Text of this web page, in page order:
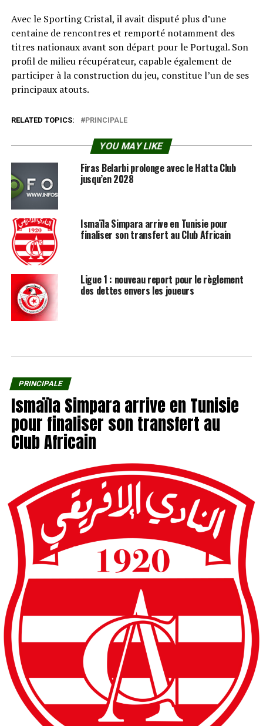
Avec le Sporting Cristal, il avait disputé plus d’une
centaine de rencontres et remporté notamment des
titres nationaux avant son départ pour le Portugal. Son
profil de milieu récupérateur, capable également de
participer à la construction du jeu, constitue l’un de ses
principaux atouts.
RELATED TOPICS: PRINCIPALE
YOU MAY LIKE
Firas Belarbi prolonge avec le Hatta Club
jusqu’en 2028
Ismaïla Simpara arrive en Tunisie pour
finaliser son transfert au Club Africain
Ligue 1 : nouveau report pour le règlement
des dettes envers les joueurs
PRINCIPALE
Ismaïla Simpara arrive en Tunisie
pour finaliser son transfert au
Club Africain